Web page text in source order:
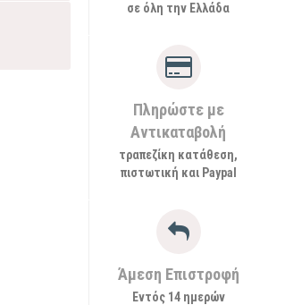
σε όλη την Ελλάδα
Πληρώστε με
Αντικαταβολή
τραπεζίκη κατάθεση,
πιστωτική και Paypal
Άμεση Επιστροφή
Εντός 14 ημερών